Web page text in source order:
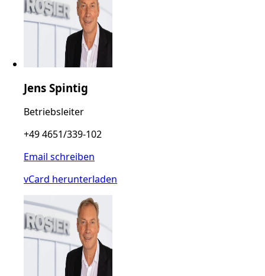
Jens Spintig
Betriebsleiter
+49 4651/339-102
Email schreiben
vCard herunterladen